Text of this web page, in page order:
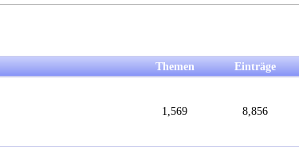
Themen Einträge
1,569 8,856